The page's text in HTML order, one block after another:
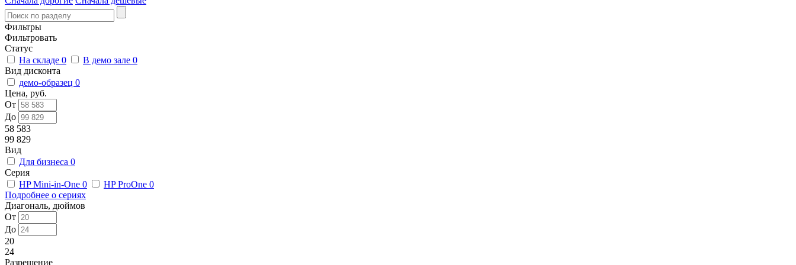
Фильтры
Фильтровать
Статус
На складе 0 В демо зале 0
Вид дисконта
демо-образец 0
Цена, руб.
От
До
58 583
99 829
Вид
Для бизнеса 0
Серия
HP Mini-in-One 0 HP ProOne 0
Подробнее о сериях
Диагональ, дюймов
От
До
20
24
Разрешение